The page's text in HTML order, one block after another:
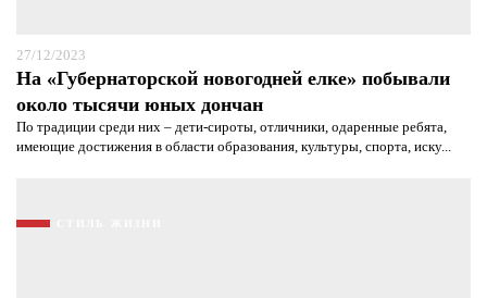
27/12/2023
На «Губернаторской новогодней елке» побывали
около тысячи юных дончан
По традиции среди них – дети-сироты, отличники, одаренные ребята,
имеющие достижения в области образования, культуры, спорта, иску...